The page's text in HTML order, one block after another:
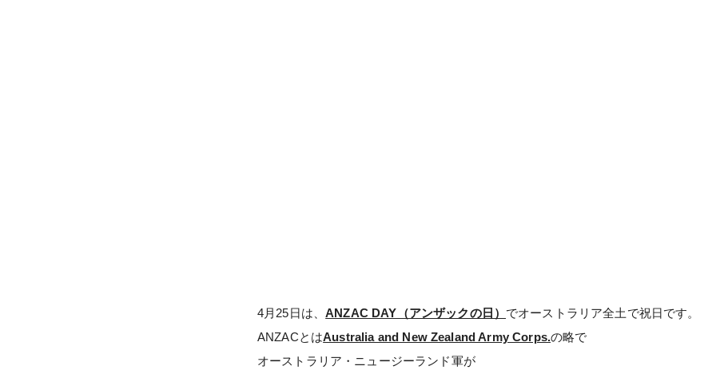
4月25日は、ANZAC DAY（アンザックの日） でオーストラリア全土で祝日です。
ANZACとはAustralia and New Zealand Army Corps.の略で
オーストラリア・ニュージーランド軍が